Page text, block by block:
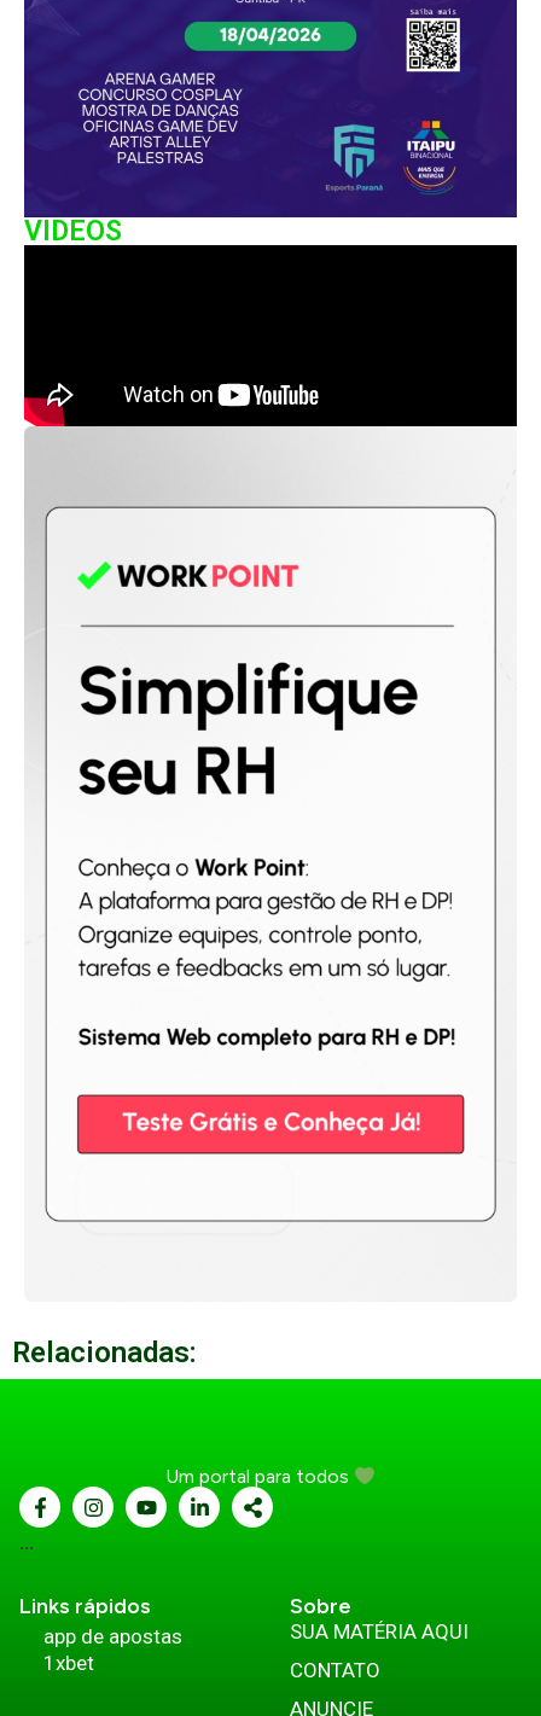
VIDEOS
Relacionadas:
Um portal para todos
...
Links rápidos
app de apostas
1xbet
Sobre
SUA MATÉRIA AQUI
CONTATO
ANUNCIE